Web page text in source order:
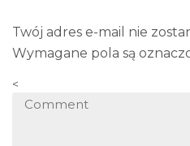
Twój adres e-mail nie
Wymagane pola są
<